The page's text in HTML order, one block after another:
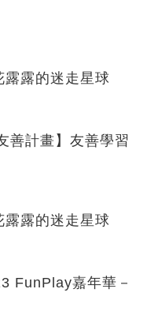
露露的迷走星球
善計畫】友善學習
露露的迷走星球
FunPlay嘉年華－